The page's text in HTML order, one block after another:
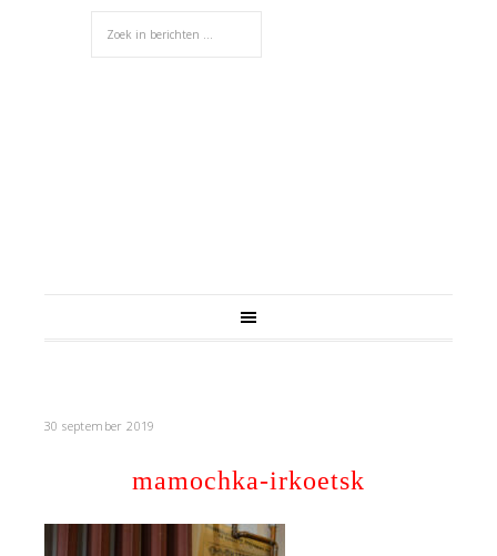
30 september 2019
mamochka-irkoetsk